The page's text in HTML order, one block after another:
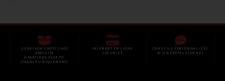
LIVRAISON SHOP2SHOP
GRATUITE
À PARTIR DE 350€ TTC
(FRANCE UNIQUEMENT)
PAIEMENT EN LIGNE
SÉCURISÉ
CONSEILS PERSONNALISÉS
D'UN PROFESSIONNEL